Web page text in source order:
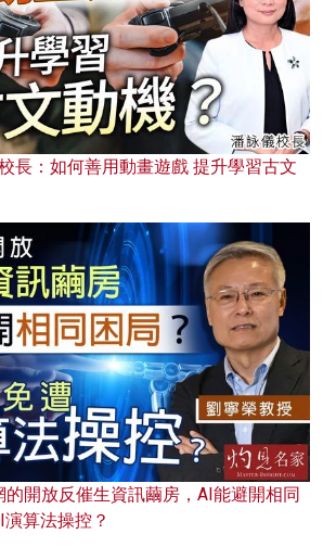
長：如何善用動畫遊戲 提升學習古文
開放反催生資訊繭房，AI能避開相同
算法操控？